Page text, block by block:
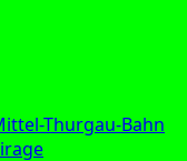
Thurgau-Bahn